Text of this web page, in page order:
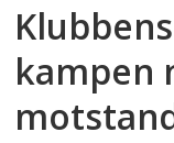
kampen